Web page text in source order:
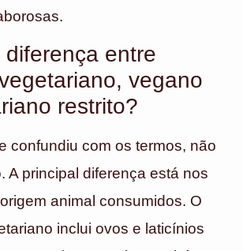
entre
vegano
restrito?
confundiu com os termos, não
A principal diferença está nos
animal consumidos. O
inclui ovos e laticínios